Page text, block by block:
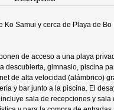
Ko Samui y cerca de Playa de
de acceso a una playa
descubierta, gimnasio, piscina
de alta velocidad (alámbrico)
y bar junto a la piscina. El
sala de recepciones y